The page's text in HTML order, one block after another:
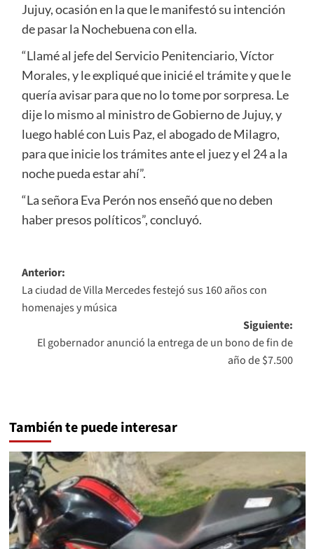
Jujuy, ocasión en la que le manifestó su intención
de pasar la Nochebuena con ella.
“Llamé al jefe del Servicio Penitenciario, Víctor
Morales, y le expliqué que inicié el trámite y que le
quería avisar para que no lo tome por sorpresa. Le
dije lo mismo al ministro de Gobierno de Jujuy, y
luego hablé con Luis Paz, el abogado de Milagro,
para que inicie los trámites ante el juez y el 24 a la
noche pueda estar ahí”.
“La señora Eva Perón nos enseñó que no deben
haber presos políticos”, concluyó.
Navegación
de
entradas
Anterior:
La ciudad de Villa Mercedes festejó sus 160 años con
homenajes y música
Siguiente:
El gobernador anunció la entrega de un bono de fin de
año de $7.500
También te puede interesar